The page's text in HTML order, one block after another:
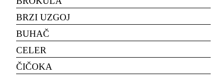
BRZI UZGOJ
BUHAČ
CELER
ČIČOKA